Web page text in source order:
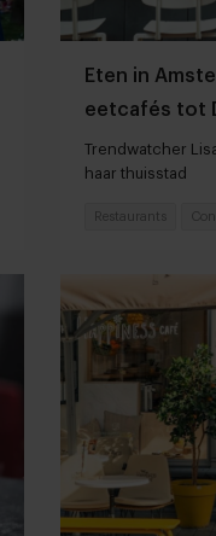
Eten in
eetcafés tot
Trendwatcher
haar thuisstad
Restaurants